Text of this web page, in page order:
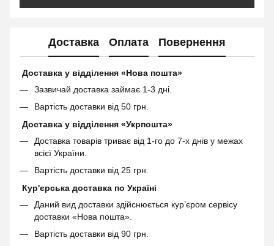
Доставка Оплата Повернення
Доставка у відділення «Нова пошта»
Зазвичай доставка займає 1-3 дні.
Вартість доставки від 50 грн.
Доставка у відділення «Укрпошта»
Доставка товарів триває від 1-го до 7-х днів у межах
всієї України.
Вартість доставки від 25 грн.
Кур'єрська доставка по Україні
Даний вид доставки здійснюється кур’єром сервісу
доставки «Нова пошта».
Вартість доставки від 90 грн.